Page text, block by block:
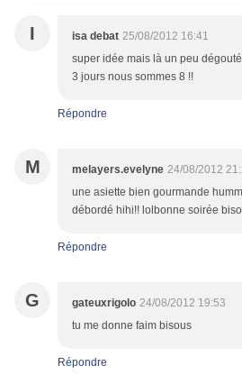
I isa debat 25/08/2012 16:41
super idée mais là un peu
3 jours nous sommes 8 !!
Répondre
M melayers.evelyne 24/08/2012
une asiette bien gourmande
débordé hihi!! lolbonne soirée
Répondre
G gateuxrigolo 24/08/2012 19:53
tu me donne faim bisous
Répondre